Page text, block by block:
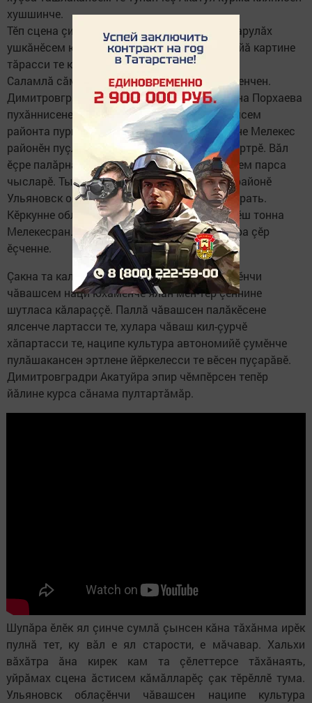
хушшинче.
Тӗп сцена çинчен хулари тата ялсенчи пултарулăх
ушкăнӗсем юрă-ташă кăтартрӗç, пӗрлехи вăйă картине
тăрасси те кунта йăлара иккен.
Саламлă сăмахсем те янăрарӗç микрофонсенчен.
Димитровград хулин пуçлăхӗн çумӗ Светлана Порхаева
пухăннисене питӗ ăшшăн саламларӗ. Чăвашсем
районта пуринчен те малтан акана вӗçленине Мелекес
районӗн пуçлăхӗ Ильяс Мухутдинов та палăртрӗ. Вăл
ӗçре палăрнă район çыннисене Хисеп хучӗсем парса
чысларӗ. Тыр-пур пухса илессипе Мелекес районӗ
Ульяновск облаçӗнче пуринчен те малта пырать.
Кӗркунне облаç пӳлмине кӗрекен кашни 4-мӗш тонна
Мелекесран. Çавăнпа чыслаççӗ те ку тăрăхра çӗр
ӗçченне.
Çакна та каласа хăвармалла. Чӗмпӗр тăрăхӗнчи
чăвашсем наци юхăмӗнче ялан мӗн-тӗр çӗннине
шутласа кăлараççӗ. Паллă чăвашсен палăкӗсене
ялсенче лартасси те, хулара чăваш кил-çурчӗ
хăпартасси те, наципе культура автономийӗ çумӗнче
пулăшакансен эртлене йӗркелесси те вӗсен пуçарăвӗ.
Димитровградри Акатуйра эпир чӗмпӗрсен тепӗр
йăлине курса сăнама пултартăмăр.
Шупăра ӗлӗк ял çинче сумлă çынсен кăна тăхăнма ирӗк
пулнă тет, ку вăл е ял старости, е мăчавар. Хальхи
вăхăтра ăна кирек кам та çӗлеттерсе тăхăнаять,
уйрăмах сцена ăстисем кăмăлларӗç çак тӗрӗллӗ тума.
Ульяновск облаçӗнчи чăвашсен наципе культура